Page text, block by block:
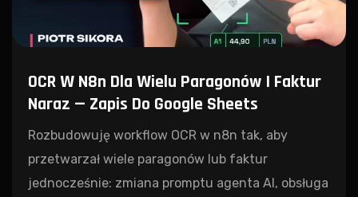
OCR W N8n Dla Wielu Paragonów I Faktur
Naraz — Zapis Do Google Sheets
Rozbudowuję workflow OCR w n8n tak, aby
przetwarzał wiele paragonów lub faktur
jednocześnie: zmiana promptu agenta AI, obsługa